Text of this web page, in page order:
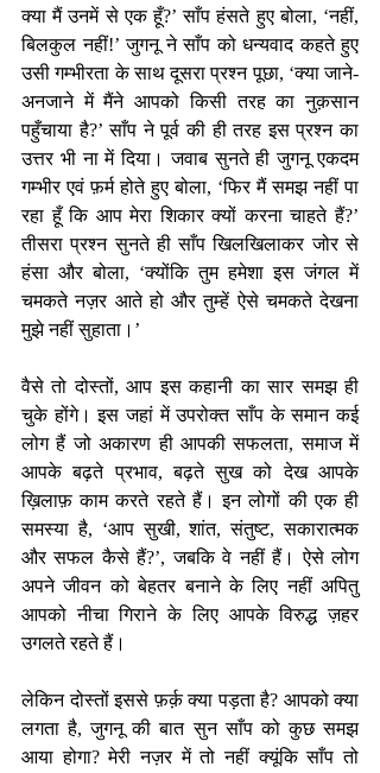
क्या मैं उनमें से एक हूँ?’ साँप हंसते हुए बोला, ‘नहीं,
बिलकुल नहीं!’ जुगनू ने साँप को धन्यवाद कहते हुए
उसी गम्भीरता के साथ दूसरा प्रश्न पूछा, ‘क्या जाने-
अनजाने में मैंने आपको किसी तरह का नुक़सान
पहुँचाया है?’ साँप ने पूर्व की ही तरह इस प्रश्न का
उत्तर भी ना में दिया। जवाब सुनते ही जुगनू एकदम
गम्भीर एवं फ़र्म होते हुए बोला, ‘फिर मैं समझ नहीं पा
रहा हूँ कि आप मेरा शिकार क्यों करना चाहते हैं?’
तीसरा प्रश्न सुनते ही साँप खिलखिलाकर जोर से
हंसा और बोला, ‘क्योंकि तुम हमेशा इस जंगल में
चमकते नज़र आते हो और तुम्हें ऐसे चमकते देखना
मुझे नहीं सुहाता।’
वैसे तो दोस्तों, आप इस कहानी का सार समझ ही
चुके होंगे। इस जहां में उपरोक्त साँप के समान कई
लोग हैं जो अकारण ही आपकी सफलता, समाज में
आपके बढ़ते प्रभाव, बढ़ते सुख को देख आपके
ख़िलाफ़ काम करते रहते हैं। इन लोगों की एक ही
समस्या है, ‘आप सुखी, शांत, संतुष्ट, सकारात्मक
और सफल कैसे हैं?’, जबकि वे नहीं हैं। ऐसे लोग
अपने जीवन को बेहतर बनाने के लिए नहीं अपितु
आपको नीचा गिराने के लिए आपके विरुद्ध ज़हर
उगलते रहते हैं।
लेकिन दोस्तों इससे फ़र्क़ क्या पड़ता है? आपको क्या
लगता है, जुगनू की बात सुन साँप को कुछ समझ
आया होगा? मेरी नज़र में तो नहीं क्यूंकि साँप तो